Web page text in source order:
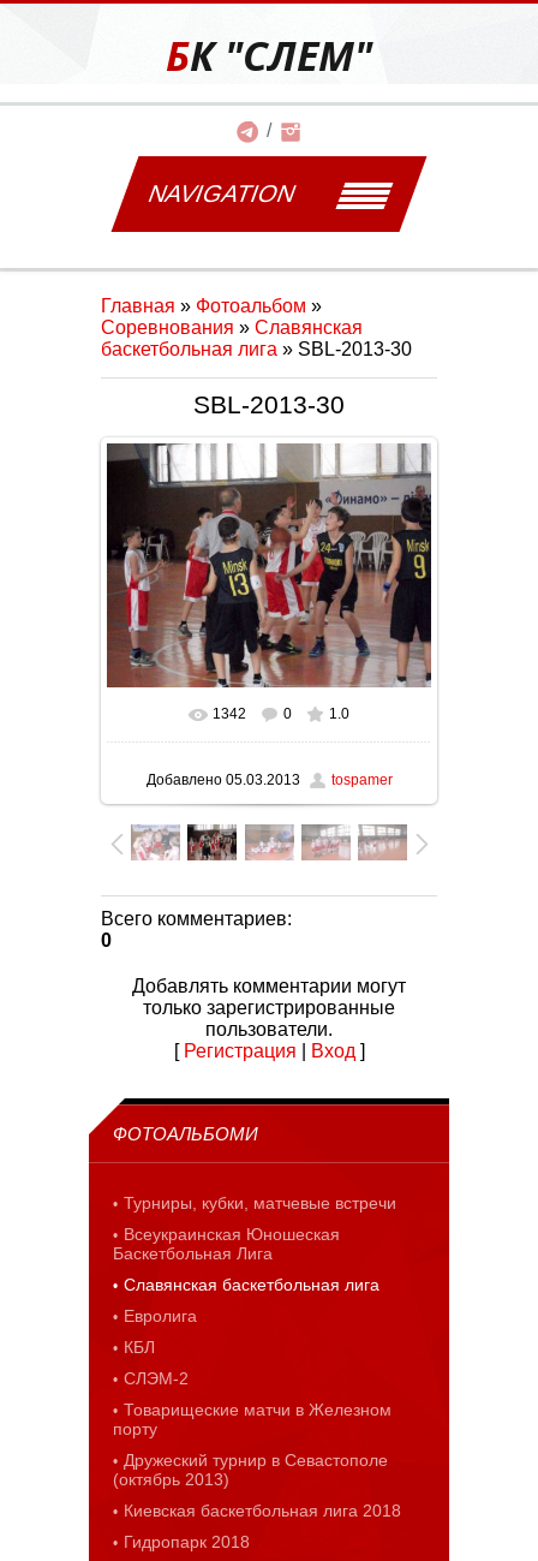
БК "СЛЕМ"
NAVIGATION
Главная » Фотоальбом »
Соревнования » Славянская
баскетбольная лига » SBL-2013-30
SBL-2013-30
В реальном размере 1000x750
1342 0 1.0
Добавлено05.03.2013 tospamer
Всего комментариев:
0
Добавлять комментарии могут
только зарегистрированные
пользователи.
[ Регистрация Вход ]
ФОТОАЛЬБОМИ
Турниры, кубки, матчевые встречи
Всеукраинская Юношеская
Баскетбольная Лига
Славянская баскетбольная лига
Евролига
КБЛ
СЛЭМ-2
Товарищеские матчи в Железном
порту
Дружеский турнир в Севастополе
(октябрь 2013)
Киевская баскетбольная лига 2018
Гидропарк 2018